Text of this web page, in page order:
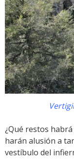
¿Qué restos
harán alusión a
vestíbulo del